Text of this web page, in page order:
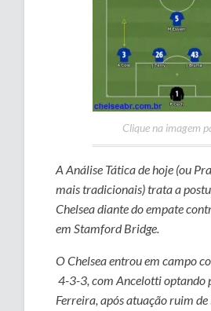
Clique na imagem
A Análise Tática de hoje (ou
mais tradicionais) trata a
Chelsea diante do empate
em Stamford Bridge.
O Chelsea entrou em campo
4-3-3, com Ancelotti optando
Ferreira, após atuação ruim